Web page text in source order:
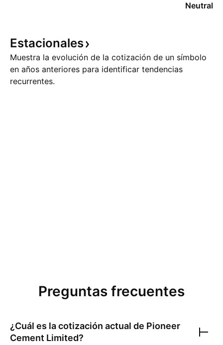
Neutral
Estacionales
Muestra la evolución de la cotización de un símbolo
en años anteriores para identificar tendencias
recurrentes.
Preguntas frecuentes
¿Cuál es la cotización actual de Pioneer
Cement Limited?